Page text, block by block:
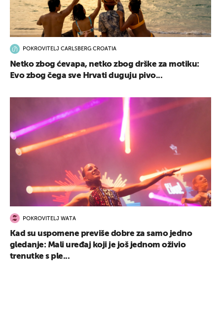
POKROVITELJ CARLSBERG CROATIA
Netko zbog ćevapa, netko zbog drške za motiku:
Evo zbog čega sve Hrvati duguju pivo...
POKROVITELJ WATA
Kad su uspomene previše dobre za samo jedno
gledanje: Mali uređaj koji je još jednom oživio
trenutke s ple...